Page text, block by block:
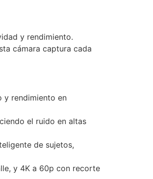
y rendimiento.
cámara captura cada
y rendimiento en
el ruido en altas
de sujetos,
y 4K a 60p con recorte